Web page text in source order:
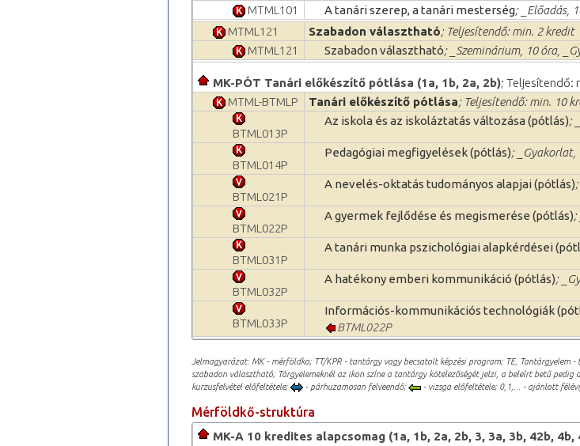
MTML101
A tanári szerep, a tanári mesterség; _Előadás,
MTML121
Szabadon választható; Teljesítendő: min. 2 kredit
MTML121
Szabadon választható; _Szeminárium, 10 óra,
MK-PÓT Tanári előkészítő pótlása (1a, 1b, 2a, 2b); Teljesítendő:
MTML-BTMLP
Tanári előkészítő pótlása; Teljesítendő: min. 10
BTML013P
Az iskola és az iskoláztatás változása (pótlás);
BTML014P
Pedagógiai megfigyelések (pótlás); _Gyakorlat,
BTML021P
A nevelés-oktatás tudományos alapjai (pótlás)
BTML022P
A gyermek fejlődése és megismerése (pótlás);
BTML031P
A tanári munka pszichológiai alapkérdései
BTML032P
A hatékony emberi kommunikáció (pótlás);
BTML033P
Információs-kommunikációs technológiák
BTML022P
Jelmagyarázat: MK - mérföldko; TT/KPR - tantárgy vagy becsatolt képzési program; TE, Tantárgyelem
szabadon választható; Tárgyelemeknél az ikon színe a tantárgy kötelezőségét jelzi, a beleírt betű
kurzusfelvétel előfeltétele;
- párhuzamosan felveendő;
- vizsga előfeltétele; 0,1,... - ajánlott
Mérföldkő-struktúra
MK-A 10 kredites alapcsomag (1a, 1b, 2a, 2b, 3, 3a, 3b, 42b, 4b,